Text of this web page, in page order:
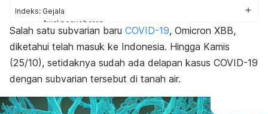
Indeks: Gejala
Awal penyebaran
Seberapa bahaya
Pengobatan
Salah satu subvarian baru COVID-19, Omicron XBB,
diketahui telah masuk ke Indonesia. Hingga Kamis
(25/10), setidaknya sudah ada delapan kasus COVID-19
dengan subvarian tersebut di tanah air.